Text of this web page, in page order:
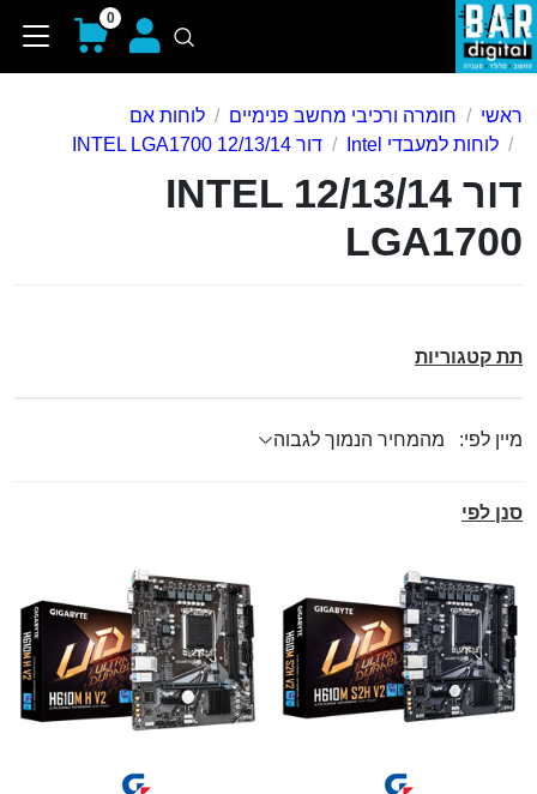
0
ראשי חומרה ורכיבי מחשב פנימיים
לוחות אם
לוחות למעבדי Intel
דור 12/13/14 INTEL LGA1700
דור 12/13/14 INTEL
LGA1700
תת קטגוריות
מיין לפי:
סנן לפי